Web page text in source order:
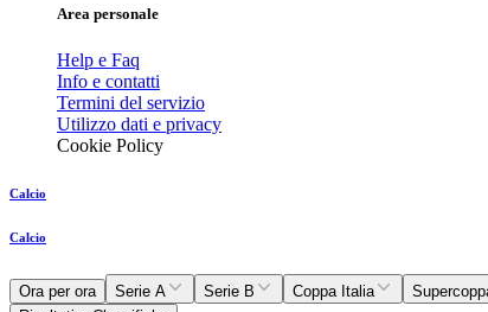
Area personale
Help e Faq
Info e contatti
Termini del servizio
Utilizzo dati e privacy
Cookie Policy
Calcio
Calcio
Ora per ora Serie A Serie B Coppa Italia